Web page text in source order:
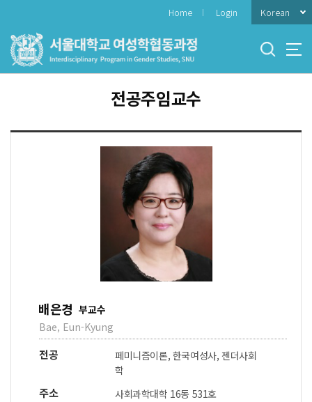
메
Home Login Korean
전공주임교수
배은경 부교수
Bae, Eun-Kyung
전공
페미니즘이론, 한국여성사, 젠더사회
학
주소 사회과학대학 16동 531호